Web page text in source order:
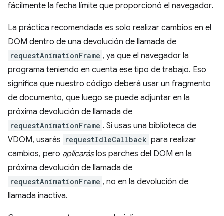
fácilmente la fecha límite que proporcionó el navegador.
La práctica recomendada es solo realizar cambios en el
DOM dentro de una devolución de llamada de
requestAnimationFrame , ya que el navegador la
programa teniendo en cuenta ese tipo de trabajo. Eso
significa que nuestro código deberá usar un fragmento
de documento, que luego se puede adjuntar en la
próxima devolución de llamada de
requestAnimationFrame . Si usas una biblioteca de
VDOM, usarás requestIdleCallback para realizar
cambios, pero aplicaráslos parches del DOM en la
próxima devolución de llamada de
requestAnimationFrame , no en la devolución de
llamada inactiva.